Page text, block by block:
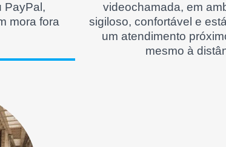
PayPal,
mora fora
videochamada, em
sigiloso, confortável e
um atendimento
mesmo à